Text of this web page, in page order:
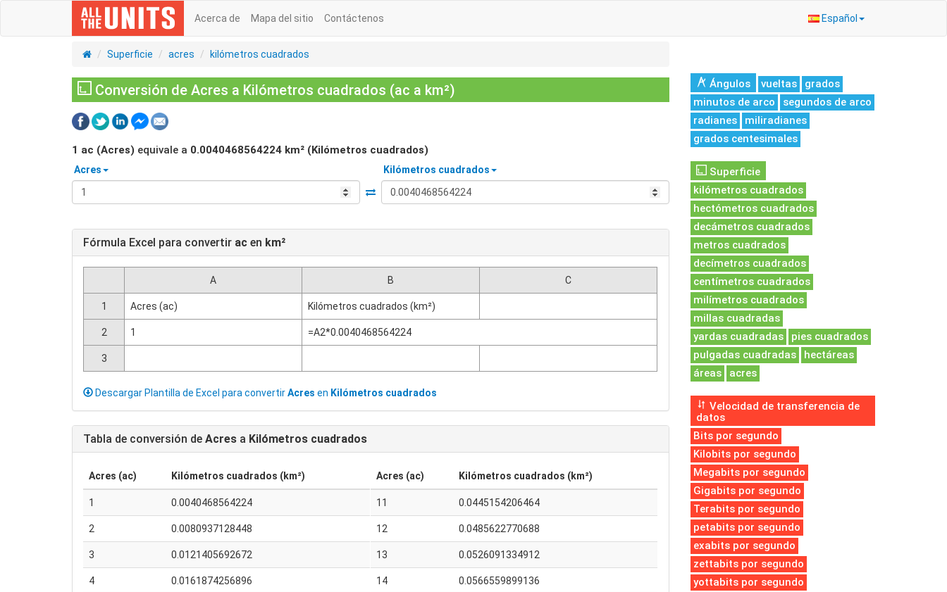
Español
Acerca de Mapa del sitio Contáctenos
Superficie acres kilómetros cuadrados
Conversión de Acres a Kilómetros cuadrados (ac a km²)
1 ac (Acres) equivale a 0.0040468564224 km² (Kilómetros cuadrados)
Acres Kilómetros cuadrados
Fórmula Excel para convertir ac en km²
A B C
1 Acres (ac) Kilómetros cuadrados (km²)
2 1 =A2*0.0040468564224
3
Descargar Plantilla de Excel para convertirAcres en Kilómetros cuadrados
Tabla de conversión de Acres a Kilómetros cuadrados
Acres (ac) Kilómetros cuadrados (km²)
1 0.0040468564224
2 0.0080937128448
3 0.0121405692672
4 0.0161874256896
Acres (ac) Kilómetros cuadrados (km²)
11 0.0445154206464
12 0.0485622770688
13 0.0526091334912
14 0.0566559899136
Ángulos vueltas
grados
minutos de arco
segundos de arco
radianes
miliradianes
grados centesimales
Superficie
kilómetros cuadrados
hectómetros cuadrados
decámetros cuadrados
metros cuadrados
decímetros cuadrados
centímetros cuadrados
milímetros cuadrados
millas cuadradas
yardas cuadradas
pies cuadrados
pulgadas cuadradas
hectáreas
áreas
acres
Velocidad de transferencia de
datos
Bits por segundo
Kilobits por segundo
Megabits por segundo
Gigabits por segundo
Terabits por segundo
petabits por segundo
exabits por segundo
zettabits por segundo
yottabits por segundo